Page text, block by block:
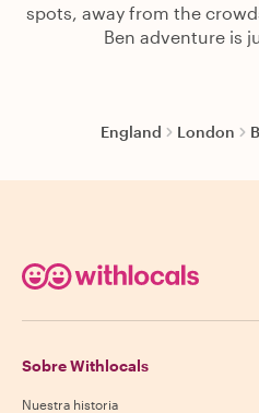
spots, away from the
Ben adventure is
England London
Sobre Withlocals
Nuestra historia